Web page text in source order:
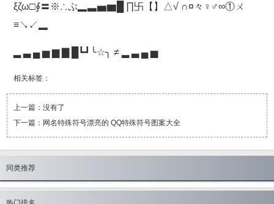
ξζω□∮〓※∴ぷ▂▃▅▆█ ∏卐【】△√ ∩¤々♀♂∞①ㄨ
≡↘↙▂
▂ ▃ ▄ ▅ ▆ ▇ █┗┛╰☆╮ ≠ ▂ ▃ ▄ ▅
相关标签：
上一篇：没有了
下一篇： 网名特殊符号漂亮的 QQ特殊符号图案大全
同类推荐